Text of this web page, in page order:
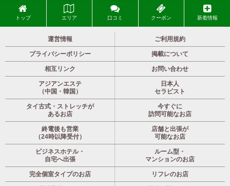
トップ エリア 口コミ クーポン 新着情報
運営情報 ご利用規約
プライバシーポリシー 掲載について
相互リンク お問い合わせ
アジアンエステ
（中国・韓国）
日本人
セラピスト
タイ古式・ストレッチが
あるお店
今すぐに
訪問可能なお店
終電後も営業
（24時以降受付）
店舗と出張が
可能なお店
ビジネスホテル・
自宅へ出張
ルーム型・
マンションのお店
完全個室タイプのお店 リフレのお店